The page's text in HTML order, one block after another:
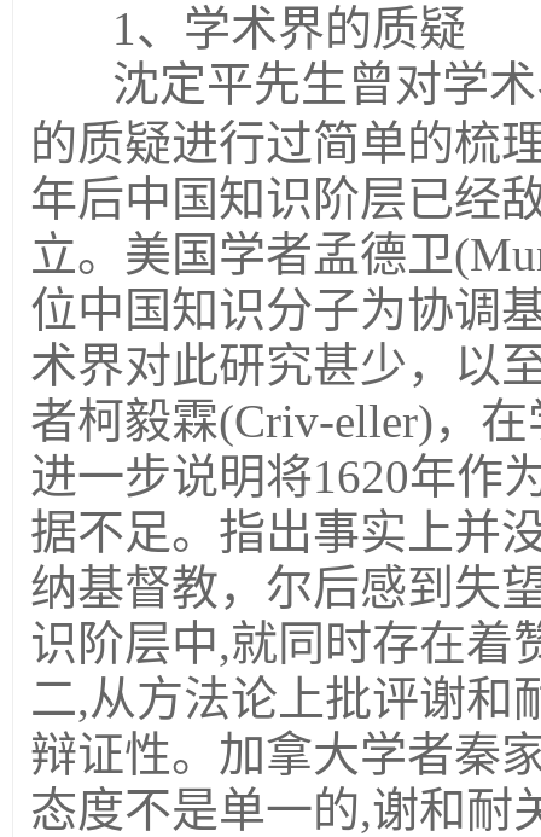
1、学术界的质疑
沈定平先生曾对学
的质疑进行过简单的梳
年后中国知识阶层已经
立。美国学者孟德卫
位中国知识分子为协调
术界对此研究甚少，以
者柯毅霖(Criv-eller)，
进一步说明将1620年作
据不足。指出事实上并
纳基督教，尔后感到失
识阶层中,就同时存在着
二,从方法论上批评谢和
辩证性。加拿大学者秦
态度不是单一的,谢和耐